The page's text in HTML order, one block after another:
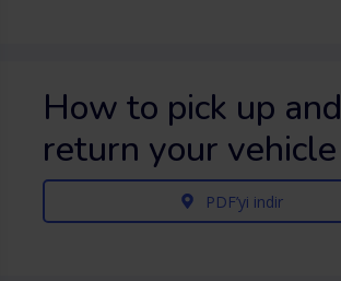
How to pick up and
return your vehicle
PDF’yi indir